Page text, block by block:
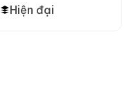
Hiện đại